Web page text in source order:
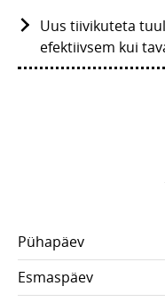
Uus tiivikuteta
efektiivsem kui
Pühapäev
Esmaspäev